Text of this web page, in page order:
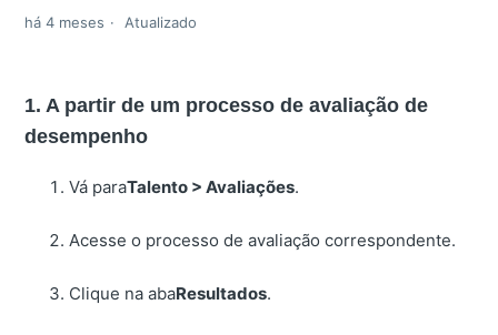
há 4 meses Atualizado
1. A partir de um processo de avaliação de
desempenho
Vá paraTalento > Avaliações.
Acesse o processo de avaliação correspondente.
Clique na abaResultados.